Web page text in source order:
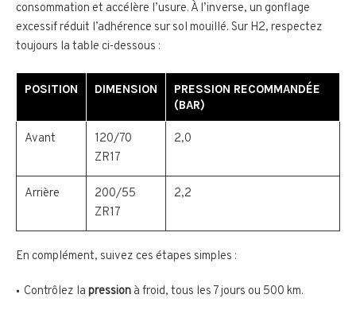
consommation et accélère l’usure. À l’inverse, un gonflage
excessif réduit l’adhérence sur sol mouillé. Sur H2, respectez
toujours la table ci-dessous :
POSITION DIMENSION
PRESSION RECOMMANDÉE
(BAR)
Avant
120/70
ZR17
2,0
Arrière
200/55
ZR17
2,2
En complément, suivez ces étapes simples :
Contrôlez la pression à froid, tous les 7 jours ou 500 km.